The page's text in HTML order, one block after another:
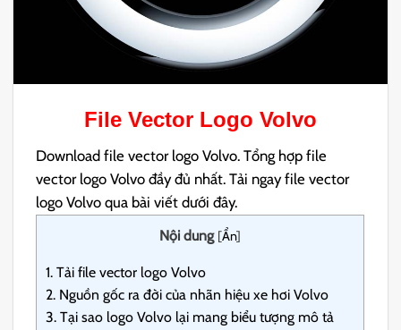
File Vector Logo Volvo
Download file vector logo Volvo. Tổng hợp file
vector logo Volvo đầy đủ nhất. Tải ngay file vector
logo Volvo qua bài viết dưới đây.
Nội dung [Ẩn]
1. Tải file vector logo Volvo
2. Nguồn gốc ra đời của nhãn hiệu xe hơi Volvo
3. Tại sao logo Volvo lại mang biểu tượng mô tả